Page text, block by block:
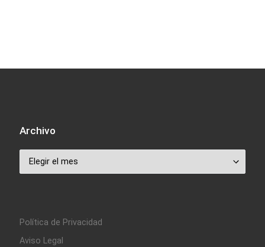
Archivo
Archivo
Política de Privacidad
Aviso Legal